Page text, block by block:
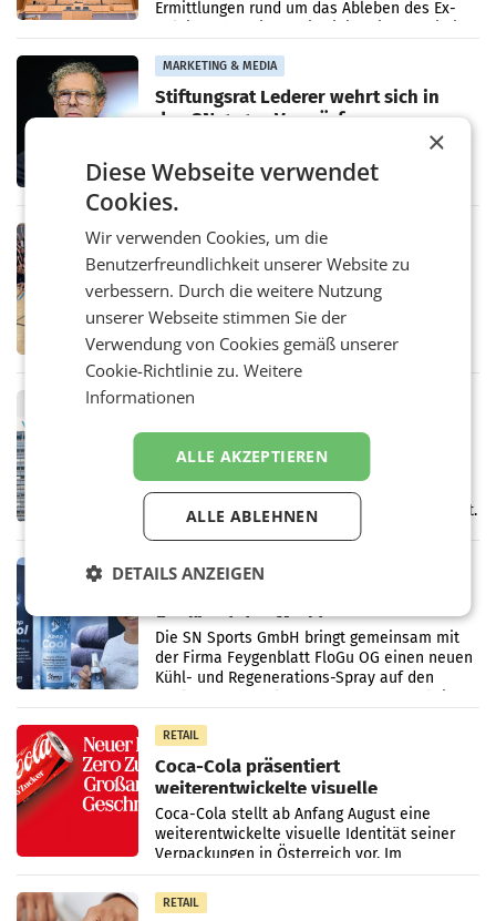
Ermittlungen rund um das Ableben des Ex-
MARKETING & MEDIA
Stiftungsrat Lederer wehrt sich in
den SN gegen Vorwürfe
Mehrere Themen beschäftigen derzeit den
ORF. Am Dienstag soll im Stiftungsrat über
die vom neuen ORF-Chef Clemens Pig
vorgeschlagenen Besetzungen für die
Direktionen abgestimmt werden.
RETAIL
Bipa unterstützt Bewegte Kids
Sommercamps im Osten Österreichs
Bereits zum zweiten Mal begleitet Bipa das
polysportive Sommersportcamp „Bewegte
Kids“. Während der Campwochen in den
Monaten Juli und August versorgt das
Unternehmen Kinder sowie
RETAIL
voestalpine verzeichnet solides
erstes Quartal und steigert EBITDA
Der voestalpine-Konzern hat im 1. Quartal
des Geschäftsjahres 2026/27 (1. April bis 30.
Juni 2026) ein solides Ergebnis erwirtschaftet.
Der Umsatz stieg im Vergleich zur
RETAIL
Cool“ auf den Markt
Die SN Sports GmbH bringt gemeinsam mit
der Firma Feygenblatt FloGu OG einen neuen
Kühl- und Regenerations-Spray auf den
RETAIL
Coca-Cola präsentiert
weiterentwickelte visuelle
Markenidentität
Coca-Cola stellt ab Anfang August eine
weiterentwickelte visuelle Identität seiner
Verpackungen in Österreich vor. Im
Mittelpunkt des Redesigns stehen zentrale
Gestaltungselemente
RETAIL
×
Diese Webseite verwendet
Cookies.
Wir verwenden Cookies, um die
Benutzerfreundlichkeit unserer Website zu
verbessern. Durch die weitere Nutzung
unserer Webseite stimmen Sie der
Verwendung von Cookies gemäß unserer
Cookie-Richtlinie zu.Weitere
Informationen
ALLE AKZEPTIEREN
ALLE ABLEHNEN
DETAILS ANZEIGEN